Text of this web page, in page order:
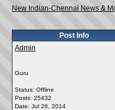
New Indian-Chennai News &
Post Info
Admin
Guru
Status: Offline
Posts: 25432
Date: Jul 26, 2014